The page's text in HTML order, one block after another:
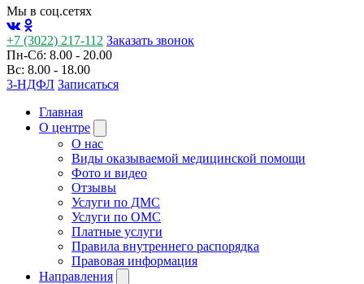
Мы в соц.сетях
+7 (3022) 217-112 Заказать звонок
Пн-Сб: 8.00 - 20.00
Вс: 8.00 - 18.00
3-НДФЛ Записаться
Главная
О центре
О нас
Виды оказываемой медицинской помощи
Фото и видео
Отзывы
Услуги по ДМС
Услуги по ОМС
Платные услуги
Правила внутреннего распорядка
Правовая информация
Направления